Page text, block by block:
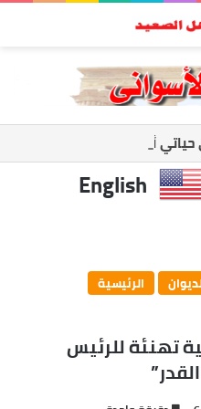
English
الرئيسية
تهنئة للرئيس